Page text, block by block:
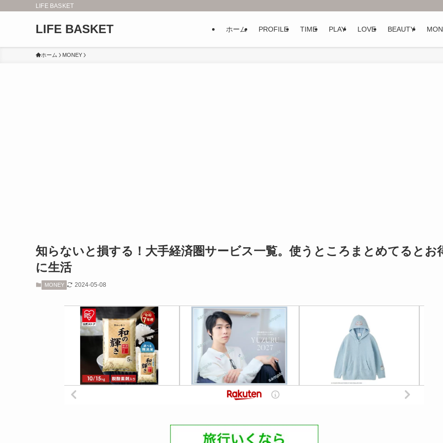
LIFE BASKET
LIFE BASKET ホーム PROFILE TIME PLAY LOVE BEAUTY
ホーム MONEY
知らないと損する！大手経済圏サービス一覧。使うところまとめてるとお
に生活
MONEY 2024-05-08